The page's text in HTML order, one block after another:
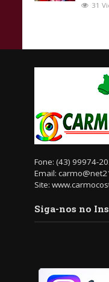
31
Fone: (43) 99974-
Email:
Site:
Siga-nos no